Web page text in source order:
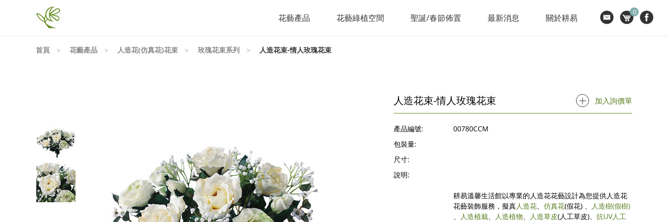
花藝產品 花藝綠植空間 聖誕/春節佈置 最新消息 關於耕易
0
首頁 花藝產品 人造花(仿真花)花束 玫瑰花束系列 人造花束-情人玫瑰花束
人造花束-情人玫瑰花束 加入詢價單
產品編號:
00780CCM
包裝量:
尺寸:
說明:
耕易溫馨生活館以專業的人造花花藝設計為您提供人造花
花藝裝飾服務，擬真人造花、 仿真花(假花) 、 人造樹(假樹)
、
人造植栽、 人造植物、 人造草皮(人工草皮)、 抗UV人工